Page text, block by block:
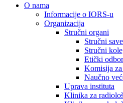
O nama
Informacije o IORS-u
Organizacija
Stručni organi
Stručni
Stručni
Etički odbor
Komisija za
Naučno
Uprava instituta
Klinika za